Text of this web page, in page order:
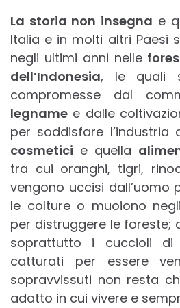
La storia non insegna e
Italia e in molti altri Paesi
negli ultimi anni nelle
dell’Indonesia, le quali
compromesse dal
legname e dalle
per soddisfare l’industria
cosmetici e quella
tra cui oranghi, tigri,
vengono uccisi dall’uomo
le colture o muoiono
per distruggere le foreste;
soprattutto i cuccioli di
catturati per essere
sopravvissuti non resta
adatto in cui vivere e